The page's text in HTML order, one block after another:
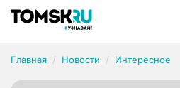
Главная Новости Интересное